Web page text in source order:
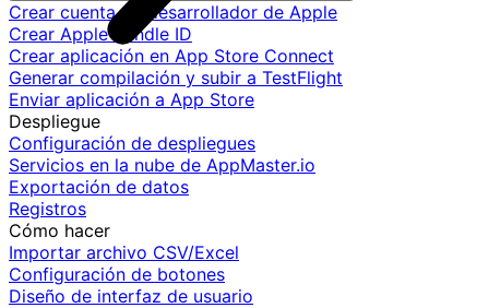
Crear cuenta de desarrollador de Apple
Crear Apple Bundle ID
Crear aplicación en App Store Connect
Generar compilación y subir a TestFlight
Enviar aplicación a App Store
Despliegue
Configuración de despliegues
Servicios en la nube de AppMaster.io
Exportación de datos
Registros
Cómo hacer
Importar archivo CSV/Excel
Configuración de botones
Diseño de interfaz de usuario